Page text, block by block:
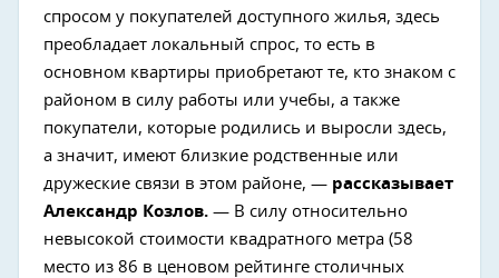
спросом у покупателей доступного жилья, здесь
преобладает локальный спрос, то есть в
основном квартиры приобретают те, кто знаком с
районом в силу работы или учебы, а также
покупатели, которые родились и выросли здесь,
а значит, имеют близкие родственные или
дружеские связи в этом районе, — рассказывает
Александр Козлов. — В силу относительно
невысокой стоимости квадратного метра (58
место из 86 в ценовом рейтинге столичных